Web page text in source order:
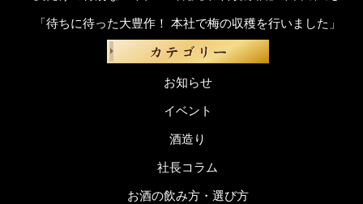
「待ちに待った大豊作！ 本社で梅の収穫を行いました」
お知らせ
イベント
酒造り
社長コラム
お酒の飲み方・選び方